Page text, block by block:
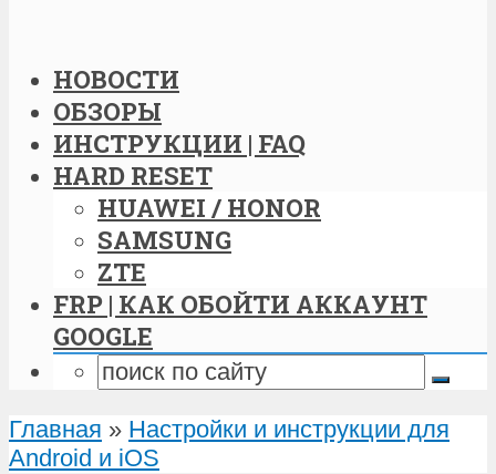
НОВОСТИ
ОБЗОРЫ
ИНСТРУКЦИИ | FAQ
HARD RESET
HUAWEI / HONOR
SAMSUNG
ZTE
FRP | КАК ОБОЙТИ АККАУНТ
GOOGLE
Главная » Настройки и инструкции для
Android и iOS